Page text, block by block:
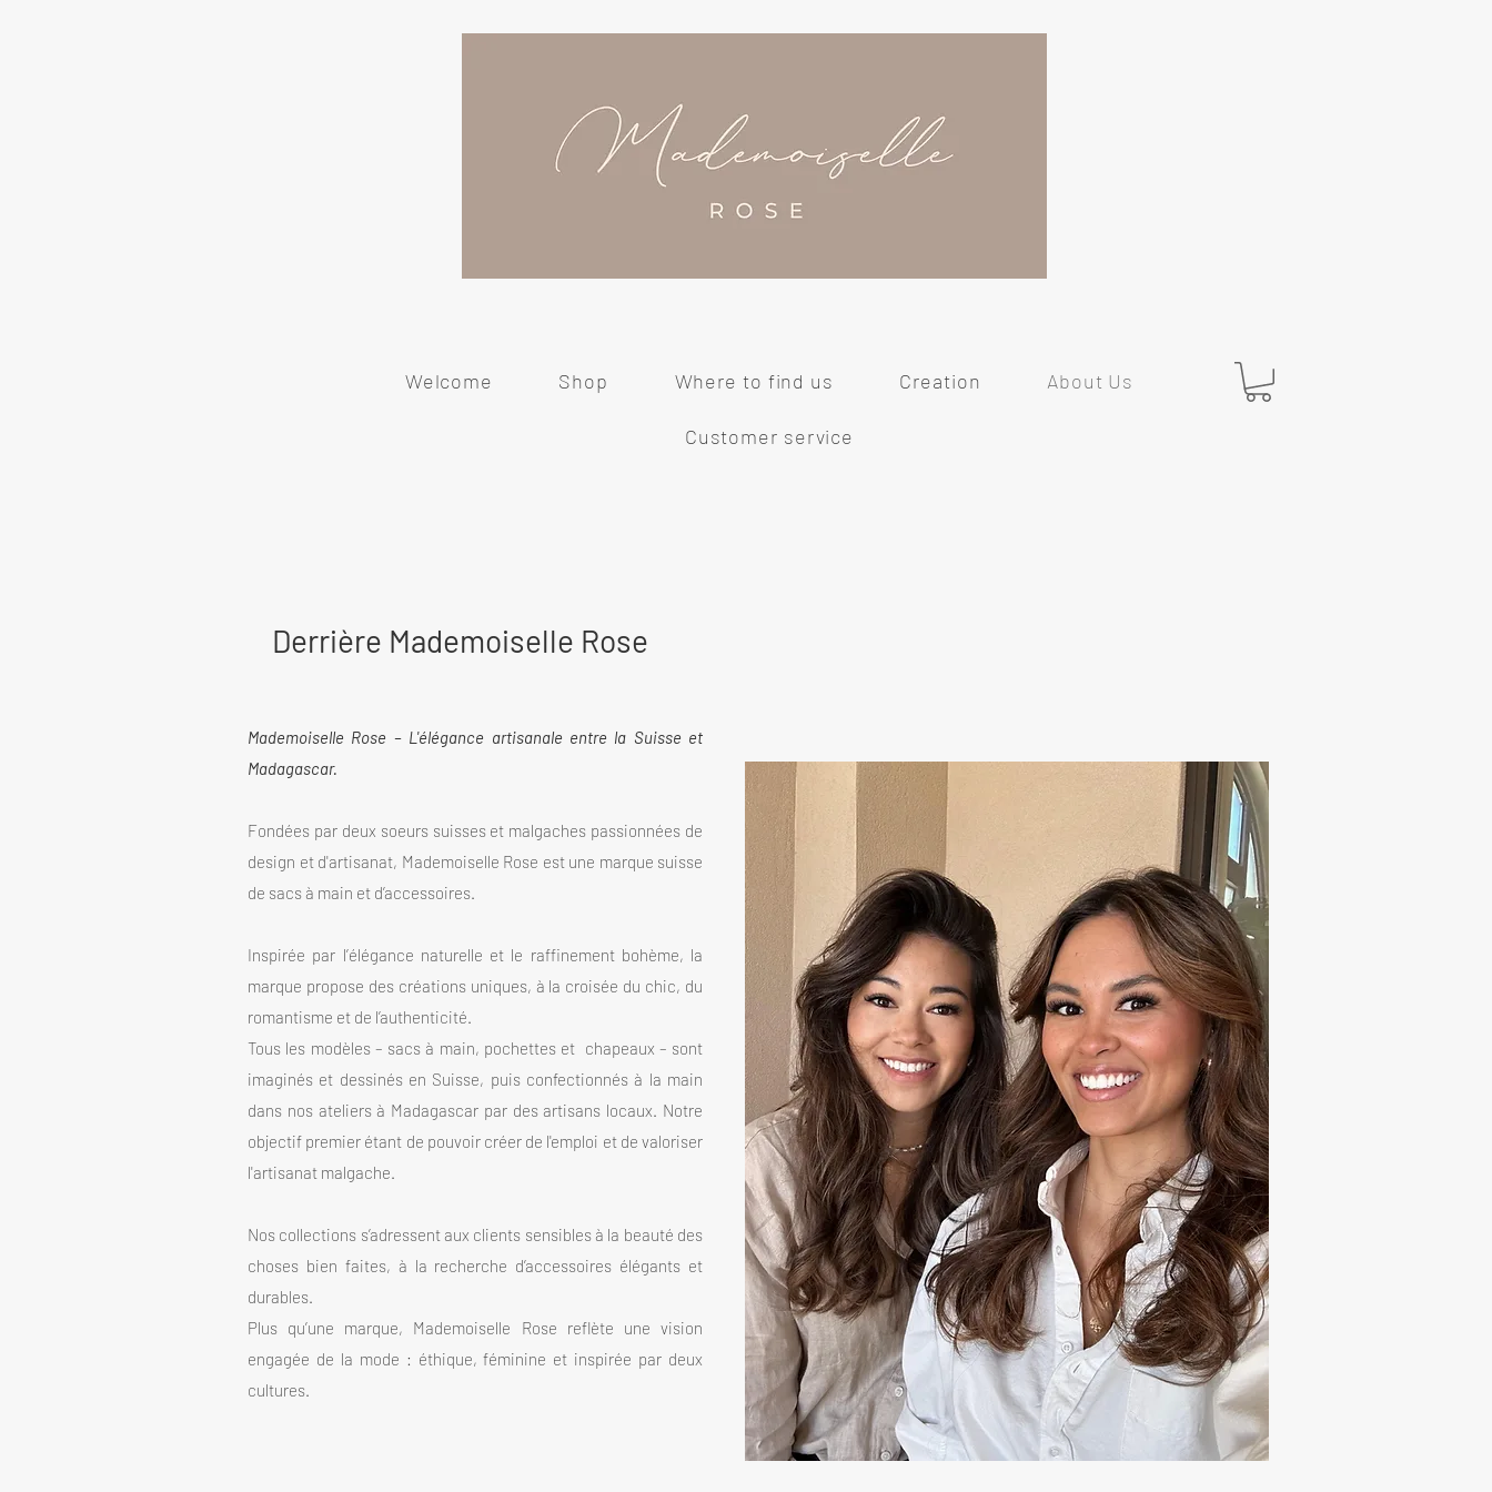
Welcome Shop Where to find us Creation About Us
Customer service
Derrière Mademoiselle Rose
Mademoiselle Rose – L'élégance artisanale entre la Suisse et
Madagascar.
Fondées par deux soeurs suisses et malgaches passionnées de
design et d'artisanat, Mademoiselle Rose est une marque suisse
de sacs à main et d’accessoires.
Inspirée par l’élégance naturelle et le raffinement bohème, la
marque propose des créations uniques, à la croisée du chic, du
romantisme et de l’authenticité.
Tous les modèles – sacs à main, pochettes et chapeaux – sont
imaginés et dessinés en Suisse, puis confectionnés à la main
dans nos ateliers à Madagascar par des artisans locaux. Notre
objectif premier étant de pouvoir créer de l'emploi et de valoriser
l'artisanat malgache.
Nos collections s’adressent aux clients sensibles à la beauté des
choses bien faites, à la recherche d’accessoires élégants et
durables.
Plus qu’une marque, Mademoiselle Rose reflète une vision
engagée de la mode : éthique, féminine et inspirée par deux
cultures.